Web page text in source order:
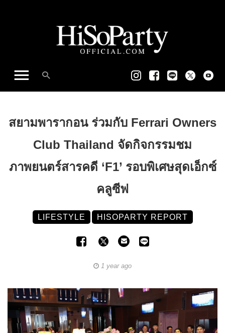
สยามพารากอน ร่วมกับ Ferrari Owners
Club Thailand จัดกิจกรรมชม
ภาพยนตร์สารคดี ‘F1’ รอบพิเศษสุดเอ็กซ์
คลูซีฟ
LIFESTYLE HISOPARTY REPORT
1 year ago